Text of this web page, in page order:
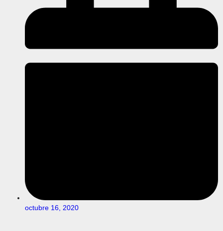
octubre 16, 2020